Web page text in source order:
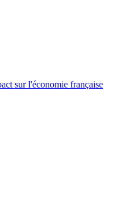
sur l'économie française